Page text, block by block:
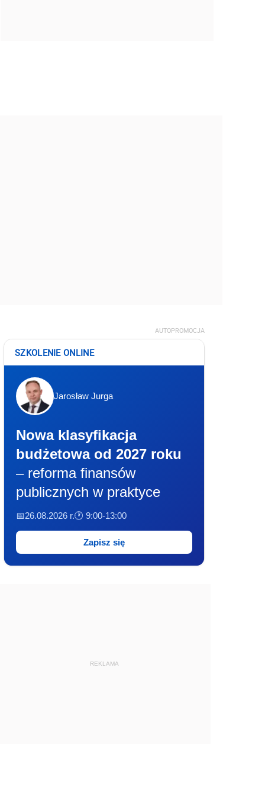
AUTOPROMOCJA
SZKOLENIE ONLINE
Jarosław Jurga
Nowa klasyfikacja
budżetowa od 2027 roku
– reforma finansów
publicznych w praktyce
📅26.08.2026 r.🕐 9:00-13:00
Zapisz się
REKLAMA